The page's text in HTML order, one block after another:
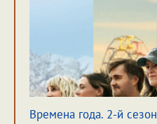
Времена года. 2-й сезон